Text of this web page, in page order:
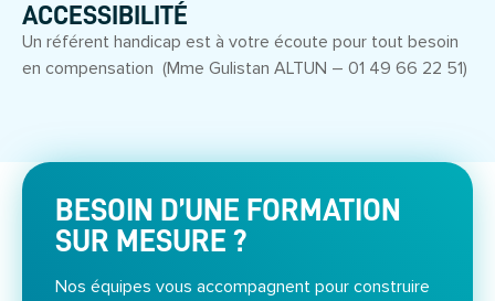
ACCESSIBILITÉ
Un référent handicap est à votre écoute pour tout besoin
en compensation (Mme Gulistan ALTUN – 01 49 66 22 51)
BESOIN D’UNE FORMATION
SUR MESURE ?
Nos équipes vous accompagnent pour construire